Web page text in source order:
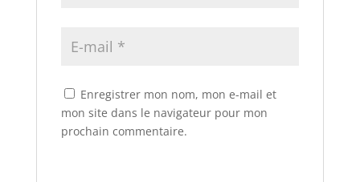
Enregistrer mon nom, mon e-mail et
mon site dans le navigateur pour mon
prochain commentaire.